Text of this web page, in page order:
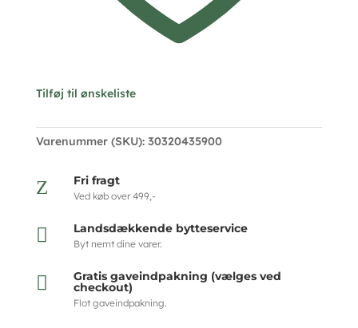
Tilføj til ønskeliste
Varenummer (SKU): 30320435900
Z Fri fragt
Ved køb over 499,-
 Landsdækkende bytteservice
Byt nemt dine varer.
 Gratis gaveindpakning (vælges ved
checkout)
Flot gaveindpakning.